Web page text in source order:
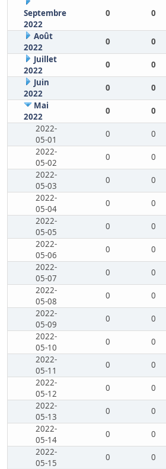
Septembre
2022
0 0
Août
2022
0 0
Juillet
2022
0 0
Juin
2022
0 0
Mai
2022
0 0
2022-
05-01
0 0
2022-
05-02
0 0
2022-
05-03
0 0
2022-
05-04
0 0
2022-
05-05
0 0
2022-
05-06
0 0
2022-
05-07
0 0
2022-
05-08
0 0
2022-
05-09
0 0
2022-
05-10
0 0
2022-
05-11
0 0
2022-
05-12
0 0
2022-
05-13
0 0
2022-
05-14
0 0
2022-
05-15
0 0